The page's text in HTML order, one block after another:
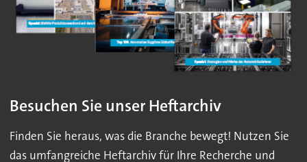
Besuchen Sie unser Heftarchiv
Finden Sie heraus, was die Branche bewegt! Nutzen Sie
das umfangreiche Heftarchiv für Ihre Recherche und